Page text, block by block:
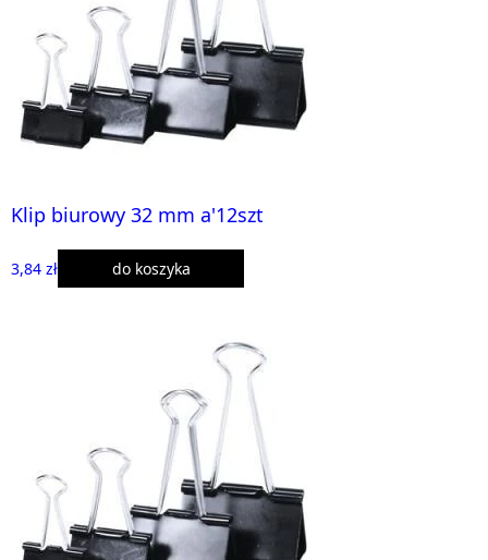
Klip biurowy 32 mm a'12szt
3,84 zł do koszyka